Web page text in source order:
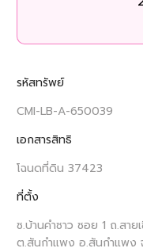
รหัสทรัพย์
CMI-LB-A-650039
เอกสารสิทธิ
โฉนดที่ดิน 37423
ที่ตั้ง
ซ.บ้านคำซาว ซอย 1 ถ.สา
ต.สันกำแพง อ.สันกำแพง